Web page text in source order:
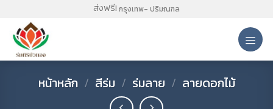
content
ส่งฟรี! กรุงเทพ- ปริมณฑล
หน้าหลัก / สีร่ม / ร่มลาย / ลายดอกไม้